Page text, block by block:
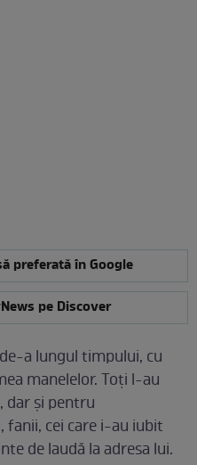
preferată în Google
pe Discover
a lungul timpului, cu
manelelor. Toți l-au
dar și pentru
fanii, cei care i-au iubit
de laudă la adresa lui.